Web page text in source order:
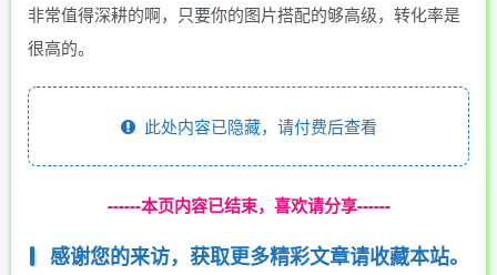
非常值得深耕的啊，只要你的图片搭配的够高级，转化率是
很高的。
此处内容已隐藏，请付费后查看
------本页内容已结束，喜欢请分享------
感谢您的来访，获取更多精彩文章请收藏本站。